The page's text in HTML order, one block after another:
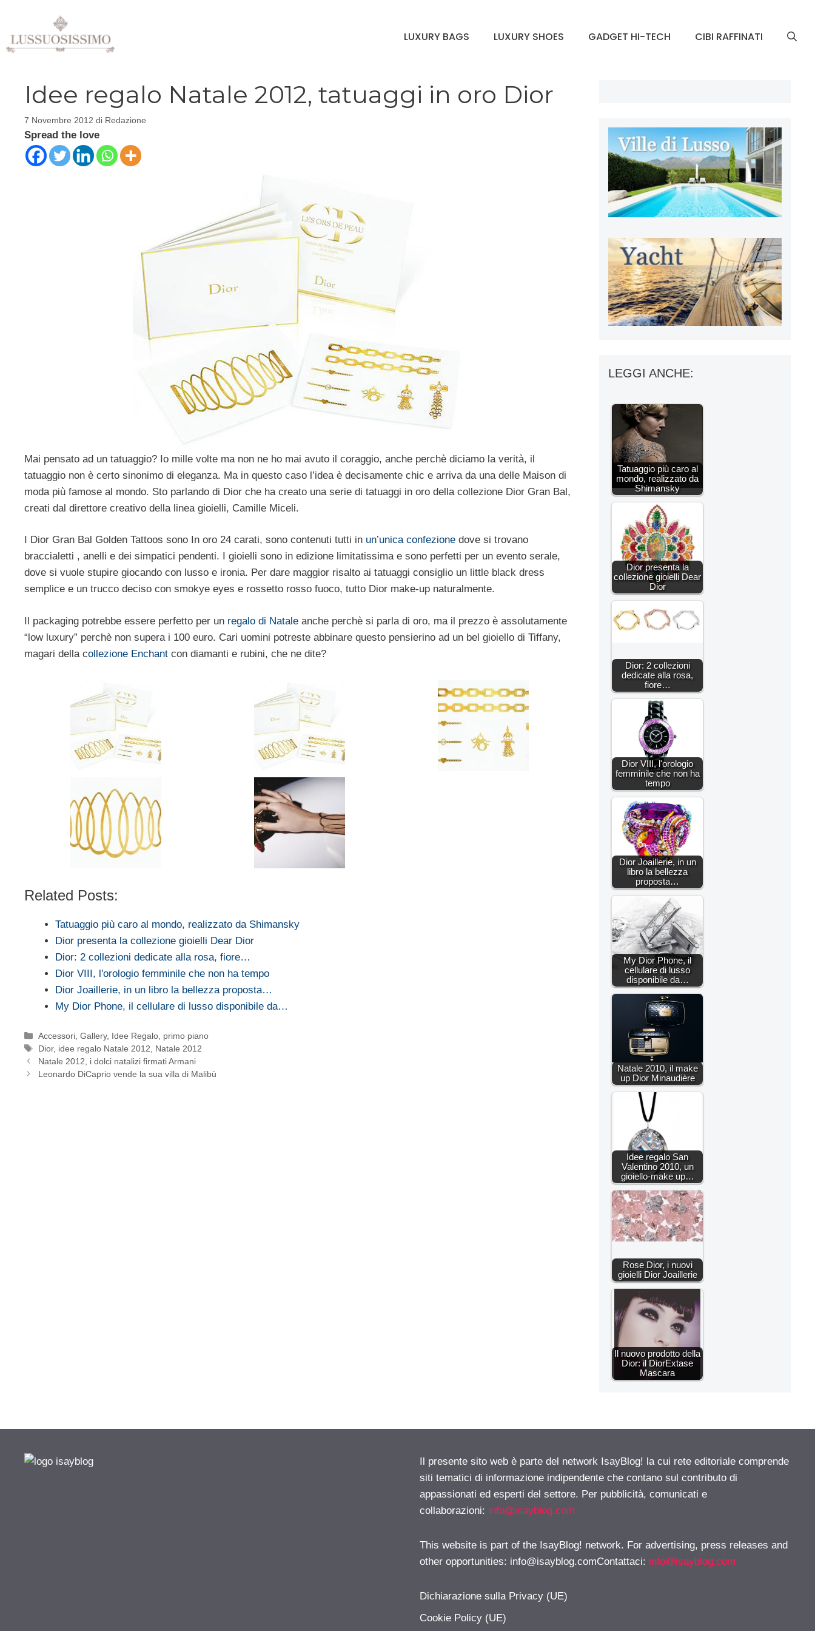
contenuto
LUXURY BAGS LUXURY SHOES GADGET HI-TECH CIBI RAFFINATI
Idee regalo Natale 2012, tatuaggi in oro Dior
7 Novembre 2012 di Redazione
Spread the love
Mai pensato ad un tatuaggio? Io mille volte ma non ne ho mai avuto il coraggio, anche perchè diciamo la verità, il
tatuaggio non è certo sinonimo di eleganza. Ma in questo caso l’idea è decisamente chic e arriva da una delle Maison di
moda più famose al mondo. Sto parlando di Dior che ha creato una serie di tatuaggi in oro della collezione Dior Gran Bal,
creati dal direttore creativo della linea gioielli, Camille Miceli.
I Dior Gran Bal Golden Tattoos sono In oro 24 carati, sono contenuti tutti in un’unica confezione dove si trovano
braccialetti , anelli e dei simpatici pendenti. I gioielli sono in edizione limitatissima e sono perfetti per un evento serale,
dove si vuole stupire giocando con lusso e ironia. Per dare maggior risalto ai tatuaggi consiglio un little black dress
semplice e un trucco deciso con smokye eyes e rossetto rosso fuoco, tutto Dior make-up naturalmente.
Il packaging potrebbe essere perfetto per un regalo di Natale anche perchè si parla di oro, ma il prezzo è assolutamente
“low luxury” perchè non supera i 100 euro. Cari uomini potreste abbinare questo pensierino ad un bel gioiello di Tiffany,
magari della collezione Enchant con diamanti e rubini, che ne dite?
Related Posts:
Tatuaggio più caro al mondo, realizzato da Shimansky
Dior presenta la collezione gioielli Dear Dior
Dior: 2 collezioni dedicate alla rosa, fiore…
Dior VIII, l'orologio femminile che non ha tempo
Dior Joaillerie, in un libro la bellezza proposta…
My Dior Phone, il cellulare di lusso disponibile da…
Categorie
Accessori ,Gallery, Idee Regalo primo piano
Tag
Dior, idee regalo Natale 2012
Natale 2012
Natale 2012, i dolci natalizi firmati Armani
Leonardo DiCaprio vende la sua villa di Malibù
LEGGI ANCHE:
Tatuaggio più caro al
mondo, realizzato da
Shimansky
Dior presenta la
collezione gioielli Dear
Dior
Dior: 2 collezioni
dedicate alla rosa,
fiore…
Dior VIII, l'orologio
femminile che non ha
tempo
Dior Joaillerie, in un
libro la bellezza
proposta…
My Dior Phone, il
cellulare di lusso
disponibile da…
Natale 2010, il make
up Dior Minaudière
Idee regalo San
Valentino 2010, un
gioiello-make up…
Rose Dior, i nuovi
gioielli Dior Joaillerie
Il nuovo prodotto della
Dior: il DiorExtase
Mascara
Il presente sito web è parte del network IsayBlog! la cui rete editoriale comprende
siti tematici di informazione indipendente che contano sul contributo di
appassionati ed esperti del settore. Per pubblicità, comunicati e
collaborazioni: info@isayblog.com
This website is part of the IsayBlog! network. For advertising, press releases and
other opportunities: info@isayblog.comContattaci: info@isayblog.com
Dichiarazione sulla Privacy (UE)
Cookie Policy (UE)